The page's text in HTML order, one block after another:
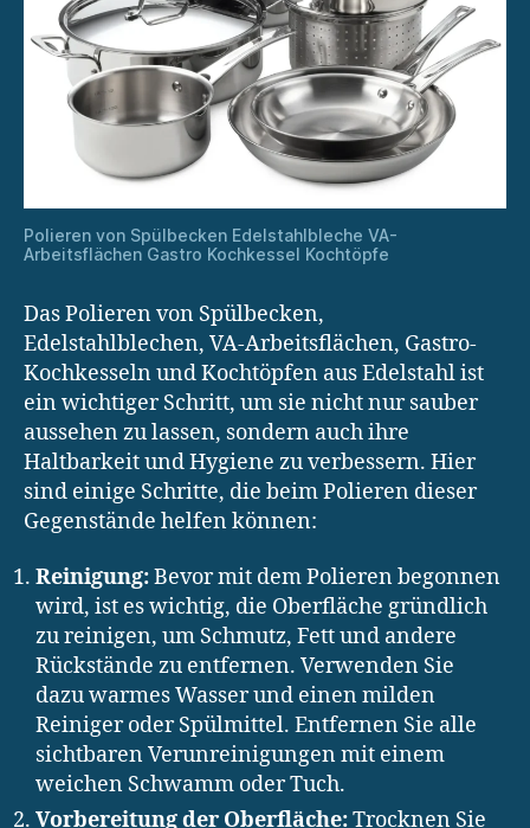
Polieren von Spülbecken Edelstahlbleche VA-
Arbeitsflächen Gastro Kochkessel Kochtöpfe
Das Polieren von Spülbecken,
Edelstahlblechen, VA-Arbeitsflächen, Gastro-
Kochkesseln und Kochtöpfen aus Edelstahl ist
ein wichtiger Schritt, um sie nicht nur sauber
aussehen zu lassen, sondern auch ihre
Haltbarkeit und Hygiene zu verbessern. Hier
sind einige Schritte, die beim Polieren dieser
Gegenstände helfen können:
Reinigung:Bevor mit dem Polieren begonnen
wird, ist es wichtig, die Oberfläche gründlich
zu reinigen, um Schmutz, Fett und andere
Rückstände zu entfernen. Verwenden Sie
dazu warmes Wasser und einen milden
Reiniger oder Spülmittel. Entfernen Sie alle
sichtbaren Verunreinigungen mit einem
weichen Schwamm oder Tuch.
Vorbereitung der Oberfläche:Trocknen Sie